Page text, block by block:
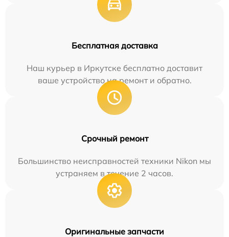
Бесплатная доставка
Наш курьер в Иркутске бесплатно доставит
ваше устройство на ремонт и обратно.
Срочный ремонт
Большинство неисправностей техники Nikon мы
устраняем в течение 2 часов.
Оригинальные запчасти